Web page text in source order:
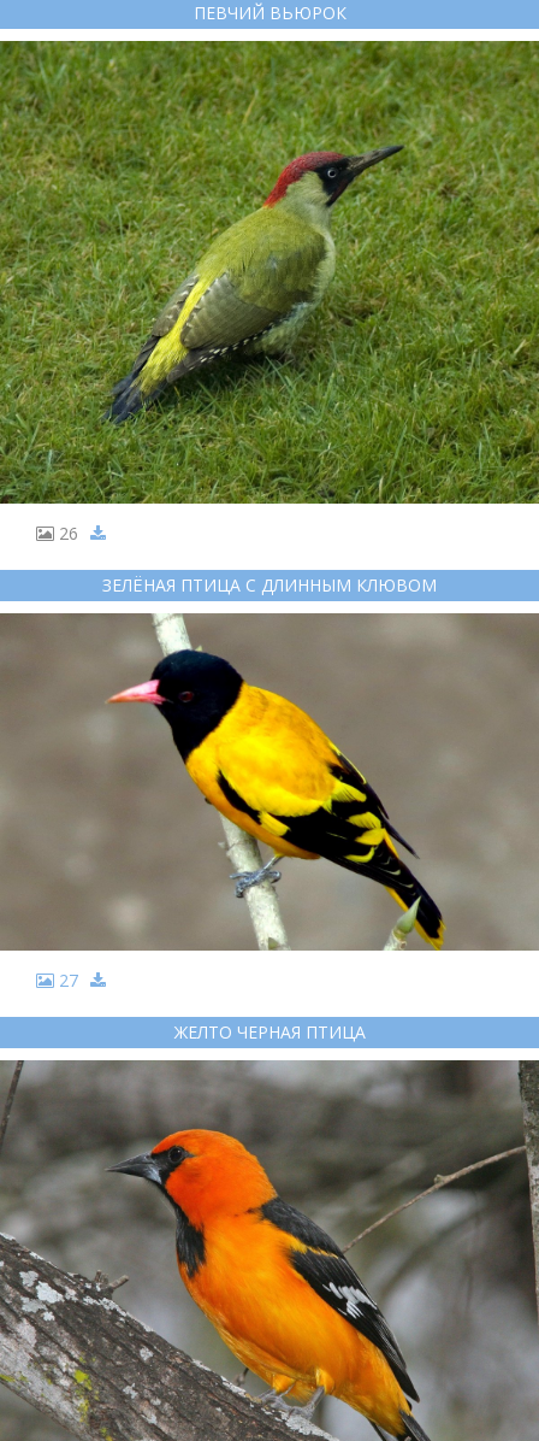
ПЕВЧИЙ ВЬЮРОК
26
ЗЕЛЁНАЯ ПТИЦА С ДЛИННЫМ КЛЮВОМ
27
ЖЕЛТО ЧЕРНАЯ ПТИЦА